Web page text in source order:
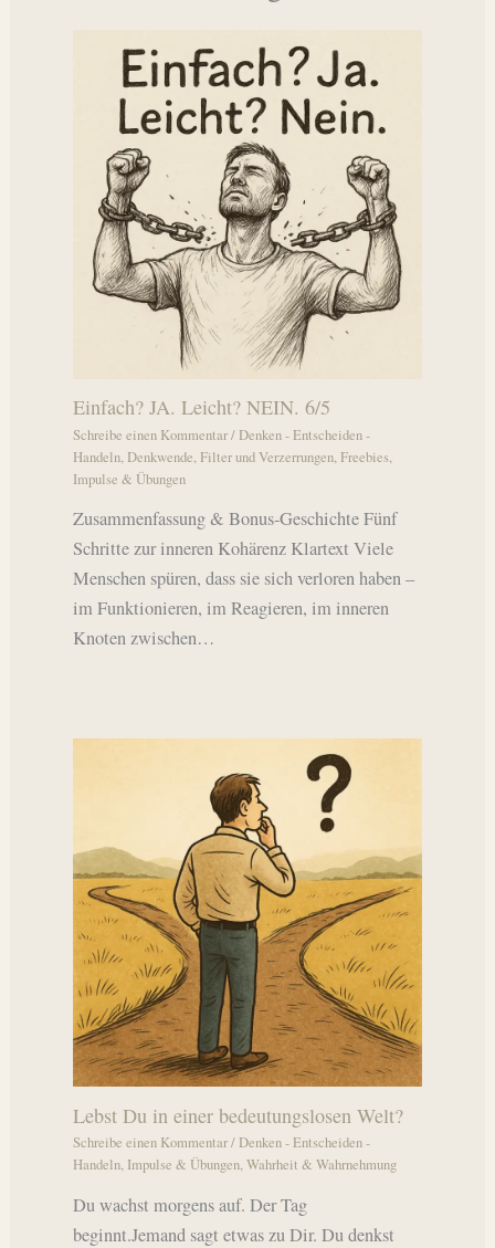
Einfach? JA. Leicht? NEIN. 6/5
Schreibe einen Kommentar/ Denken - Entscheiden -
Handeln, Denkwende,Filter und Verzerrungen,Freebies,
Impulse & Übungen
Zusammenfassung & Bonus-Geschichte Fünf
Schritte zur inneren Kohärenz Klartext Viele
Menschen spüren, dass sie sich verloren haben –
im Funktionieren, im Reagieren, im inneren
Knoten zwischen…
Lebst Du in einer bedeutungslosen Welt?
Schreibe einen Kommentar/ Denken - Entscheiden -
Handeln, Impulse & Übungen,Wahrheit & Wahrnehmung
Du wachst morgens auf. Der Tag
beginnt.Jemand sagt etwas zu Dir. Du denkst